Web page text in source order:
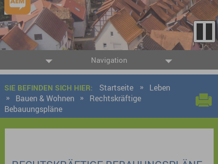
Navigation
SIE BEFINDEN SICH HIER: Startseite
Leben
Bauen & Wohnen
Rechtskräftige
Bebauungspläne